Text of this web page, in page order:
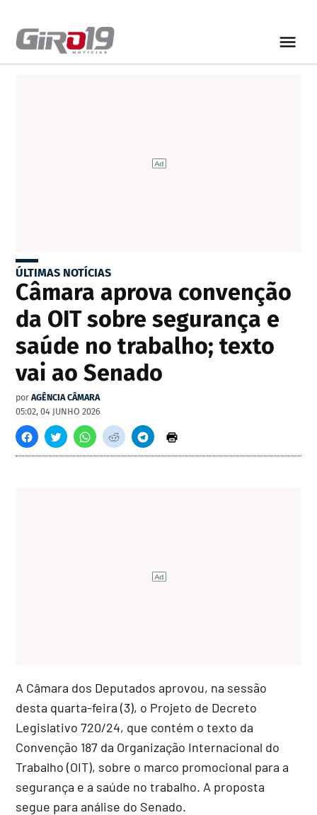
ÚLTIMAS NOTÍCIAS
Câmara aprova convenção
da OIT sobre segurança e
saúde no trabalho; texto
vai ao Senado
por AGÊNCIA CÂMARA
05:02, 04 JUNHO 2026
A Câmara dos Deputados aprovou, na sessão
desta quarta-feira (3), o Projeto de Decreto
Legislativo 720/24, que contém o texto da
Convenção 187 da Organização Internacional do
Trabalho (OIT), sobre o marco promocional para a
segurança e a saúde no trabalho. A proposta
segue para análise do Senado.